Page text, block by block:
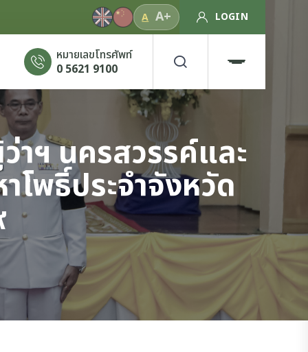
A A+ LOGIN
หมายเลขโทรศัพท์
0 5621 9100
ฯ นครสวรรค์และ
พธิ์ประจำจังหวัด